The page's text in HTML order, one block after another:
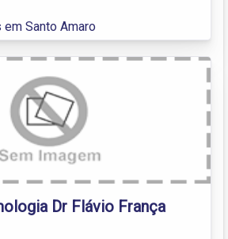
Santo Amaro
Dr Flávio França